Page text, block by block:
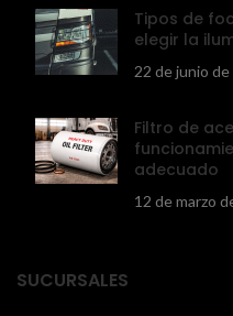
Tipos de
elegir la
22 de junio
Filtro de
adecuado
12 de marzo
SUCURSALES